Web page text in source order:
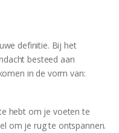
definitie. Bij het
besteed aan
in de vorm van:
hebt om je voeten te
om je rug te ontspannen.